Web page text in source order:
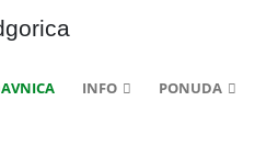
INFO PONUDA